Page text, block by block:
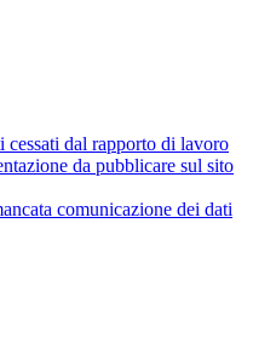
cessati dal rapporto di lavoro
da pubblicare sul sito
comunicazione dei dati